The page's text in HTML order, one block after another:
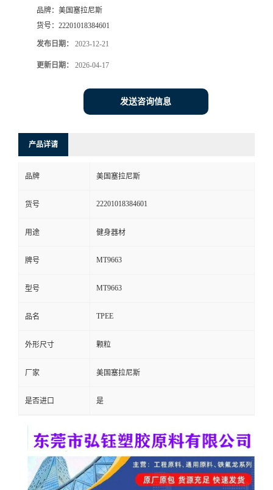
留
言
品牌： 美国塞拉尼斯
货号： 22201018384601
发布日期： 2023-12-21
更新日期： 2026-04-17
发送咨询信息
产品详请
品牌 美国塞拉尼斯
货号 22201018384601
用途 健身器材
牌号 MT9663
型号 MT9663
品名 TPEE
外形尺寸 颗粒
厂家 美国塞拉尼斯
是否进口 是